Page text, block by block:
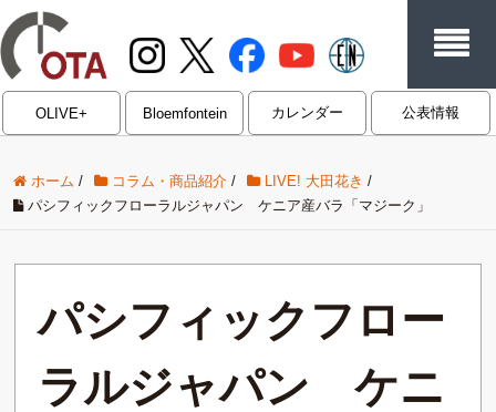
OLIVE+ Bloemfontein カレンダー 公表情報
ホーム / コラム・商品紹介 / LIVE! 大田花き /
パシフィックフローラルジャパン ケニア産バラ「マジーク」
パシフィックフロー
ラルジャパン ケニ